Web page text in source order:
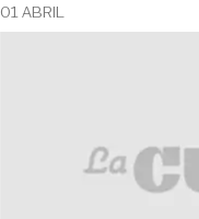
01 ABRIL